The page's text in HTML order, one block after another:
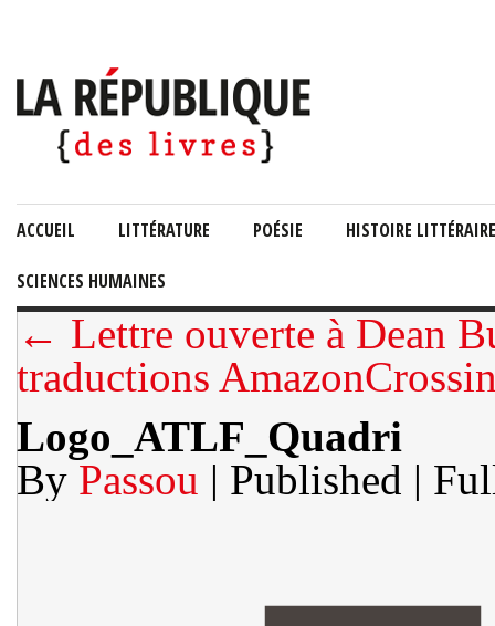
ACCUEIL LITTÉRATURE POÉSIE HISTOIRE LITTÉRAIRE
SCIENCES HUMAINES
← Lettre ouverte à Dean
traductions
Logo_ATLF_Quadri
By Passou | Published |